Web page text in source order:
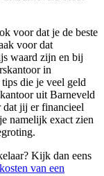
voor dat je de beste
voor dat
waard zijn en bij
in
die je veel geld
uit Barneveld
dat jij er financieel
namelijk exact zien
Kijk dan eens
van een